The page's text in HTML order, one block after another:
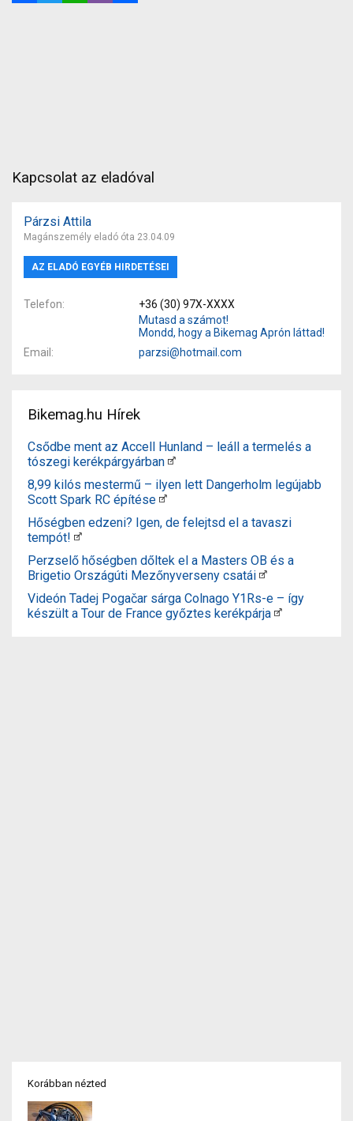
Kapcsolat az eladóval
Párzsi Attila
Magánszemély eladó óta 23.04.09
AZ ELADÓ EGYÉB HIRDETÉSEI
Telefon
+36 (30) 97X-XXXX
Mutasd a számot!
Mondd, hogy a Bikemag Aprón láttad!
Email
parzsi@hotmail.com
Bikemag.hu Hírek
Csődbe ment az Accell Hunland – leáll a termelés a
tószegi kerékpárgyárban
8,99 kilós mestermű – ilyen lett Dangerholm legújabb
Scott Spark RC építése
Hőségben edzeni? Igen, de felejtsd el a tavaszi
tempót!
Perzselő hőségben dőltek el a Masters OB és a
Brigetio Országúti Mezőnyverseny csatái
Videón Tadej Pogačar sárga Colnago Y1Rs-e – így
készült a Tour de France győztes kerékpárja
Korábban nézted